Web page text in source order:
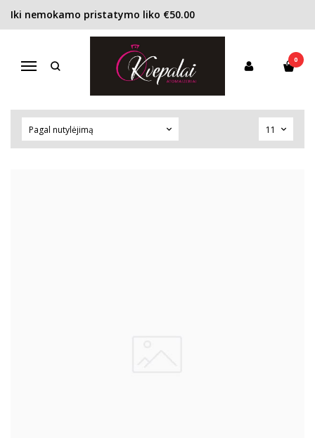
Iki nemokamo pristatymo liko €50.00
Navigacija
0
KVEPALAI PAGAL ZODIAKO ŽENKLĄ
Pagrindinis
Viskas apie kvepalus
Kvepalai pagal Zodiako Ženklą